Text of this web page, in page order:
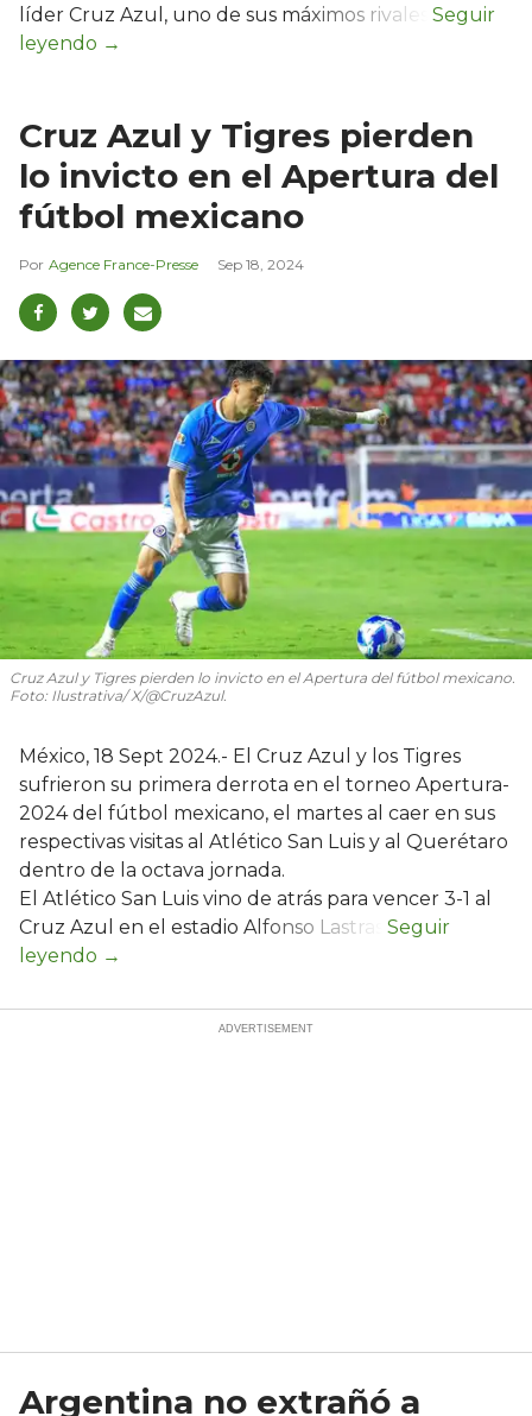
líder Cruz Azul, uno de sus máximos rivales.
Cruz Azul y Tigres pierden
lo invicto en el Apertura del
fútbol mexicano
Agence France-Presse Sep 18, 2024
Cruz Azul y Tigres pierden lo invicto en el Apertura del fútbol mexicano.
Foto: Ilustrativa/ X/@CruzAzul.
México, 18 Sept 2024.- El Cruz Azul y los Tigres
sufrieron su primera derrota en el torneo Apertura-
2024 del fútbol mexicano, el martes al caer en sus
respectivas visitas al Atlético San Luis y al Querétaro
dentro de la octava jornada.
El Atlético San Luis vino de atrás para vencer 3-1 al
Cruz Azul en el estadio Alfonso Lastras.
Argentina no extrañó a